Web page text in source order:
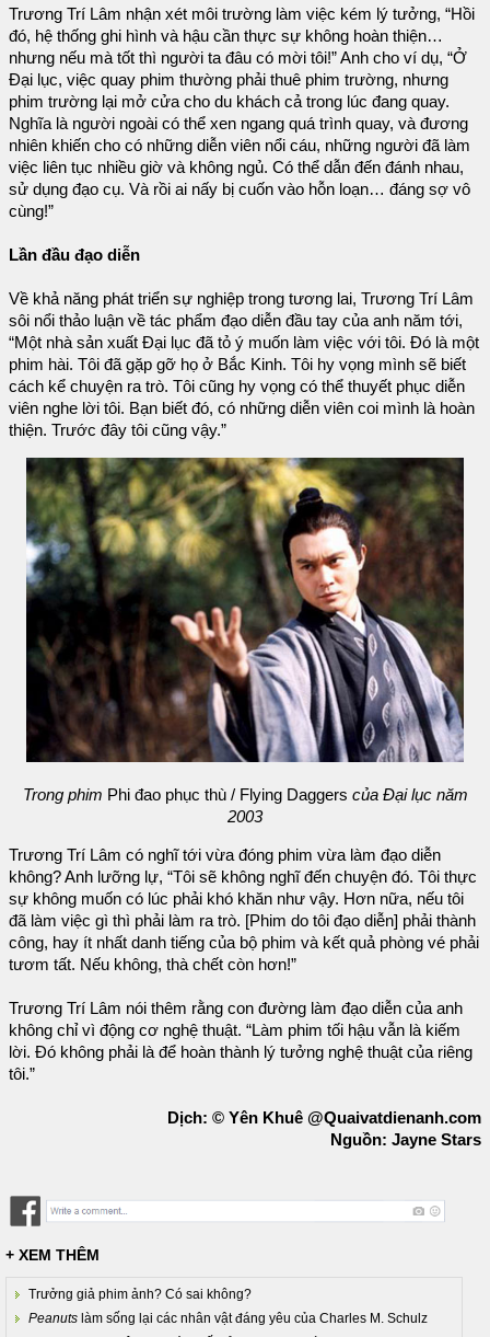
Trương Trí Lâm nhận xét môi trường làm việc kém lý tưởng, “Hồi
đó, hệ thống ghi hình và hậu cần thực sự không hoàn thiện…
nhưng nếu mà tốt thì người ta đâu có mời tôi!” Anh cho ví dụ, “Ở
Đại lục, việc quay phim thường phải thuê phim trường, nhưng
phim trường lại mở cửa cho du khách cả trong lúc đang quay.
Nghĩa là người ngoài có thể xen ngang quá trình quay, và đương
nhiên khiến cho có những diễn viên nổi cáu, những người đã làm
việc liên tục nhiều giờ và không ngủ. Có thể dẫn đến đánh nhau,
sử dụng đạo cụ. Và rồi ai nấy bị cuốn vào hỗn loạn… đáng sợ vô
cùng!”
Lần đầu đạo diễn
Về khả năng phát triển sự nghiệp trong tương lai, Trương Trí Lâm
sôi nổi thảo luận về tác phẩm đạo diễn đầu tay của anh năm tới,
“Một nhà sản xuất Đại lục đã tỏ ý muốn làm việc với tôi. Đó là một
phim hài. Tôi đã gặp gỡ họ ở Bắc Kinh. Tôi hy vọng mình sẽ biết
cách kể chuyện ra trò. Tôi cũng hy vọng có thể thuyết phục diễn
viên nghe lời tôi. Bạn biết đó, có những diễn viên coi mình là hoàn
thiện. Trước đây tôi cũng vậy.”
Trong phim Phi đao phục thù / Flying Daggers của Đại lục năm
2003
Trương Trí Lâm có nghĩ tới vừa đóng phim vừa làm đạo diễn
không? Anh lưỡng lự, “Tôi sẽ không nghĩ đến chuyện đó. Tôi thực
sự không muốn có lúc phải khó khăn như vậy. Hơn nữa, nếu tôi
đã làm việc gì thì phải làm ra trò. [Phim do tôi đạo diễn] phải thành
công, hay ít nhất danh tiếng của bộ phim và kết quả phòng vé phải
tươm tất. Nếu không, thà chết còn hơn!”
Trương Trí Lâm nói thêm rằng con đường làm đạo diễn của anh
không chỉ vì động cơ nghệ thuật. “Làm phim tối hậu vẫn là kiếm
lời. Đó không phải là để hoàn thành lý tưởng nghệ thuật của riêng
tôi.”
Dịch: © Yên Khuê @Quaivatdienanh.com
Nguồn: Jayne Stars
+ XEM THÊM
Trưởng giả phim ảnh? Có sai không?
Peanuts làm sống lại các nhân vật đáng yêu của Charles M. Schulz